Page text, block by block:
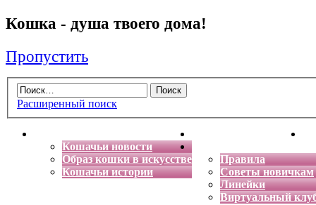
Кошка - душа твоего дома!
Пропустить
Расширенный поиск
Кошачьи новости
Образ кошки в искусстве
Кошачьи истории
Энциклопедия кошек
Правила
Советы новичкам
Линейки
Виртуальный